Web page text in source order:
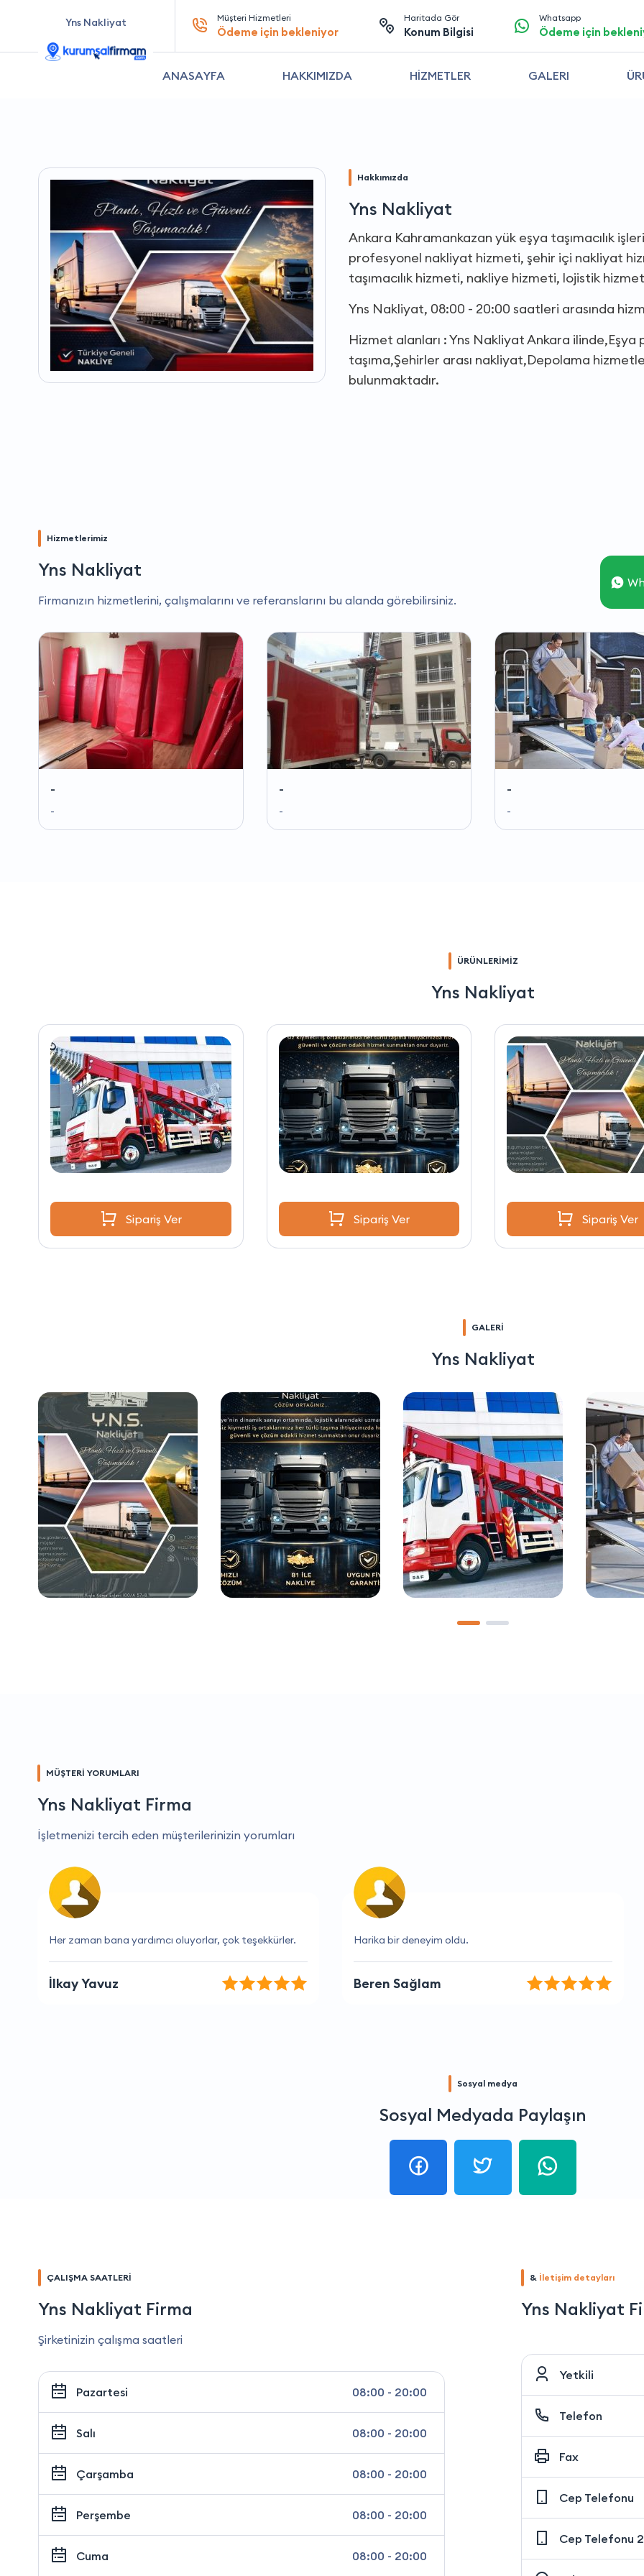
Yns Nakliyat Müşteri Hizmetleri
Ödeme için bekleniyor
Haritada Gör
Konum Bilgisi
Whatsapp
Ödeme için
ANASAYFA HAKKIMIZDA HİZMETLER GALERI
Hakkımızda
Yns Nakliyat
Ankara Kahramankazan yük eşya taşımacılık
profesyonel nakliyat hizmeti, şehir içi nakliyat
taşımacılık hizmeti, nakliye hizmeti, lojistik
Yns Nakliyat, 08:00 - 20:00 saatleri arasında
Hizmet alanları : Yns Nakliyat Ankara
taşıma,Şehirler arası nakliyat,Depolama
bulunmaktadır.
Hizmetlerimiz
Yns Nakliyat
Firmanızın hizmetlerini, çalışmalarını ve referanslarını bu alanda görebilirsiniz.
-
-
-
-
-
-
ÜRÜNLERİMİZ
Yns Nakliyat
Sipariş Ver Sipariş Ver Sipariş Ver
GALERİ
Yns Nakliyat
MÜŞTERİ YORUMLARI
Yns Nakliyat Firma
İşletmenizi tercih eden müşterilerinizin yorumları
Harika bir deneyim oldu.
Beren Sağlam
Hızlı teslimat ve mükemmel hizmet.
Tuğçe Leyla
Sosyal medya
Sosyal Medyada Paylaşın
ÇALIŞMA SAATLERİ
Yns Nakliyat Firma
Şirketinizin çalışma saatleri
Pazartesi 08:00 - 20:00
Salı 08:00 - 20:00
Çarşamba 08:00 - 20:00
Perşembe 08:00 - 20:00
Cuma 08:00 - 20:00
& İletişim detayları
Yns Nakliyat
Yetkili
Telefon
Fax
Cep Telefonu
Cep Telefonu 2